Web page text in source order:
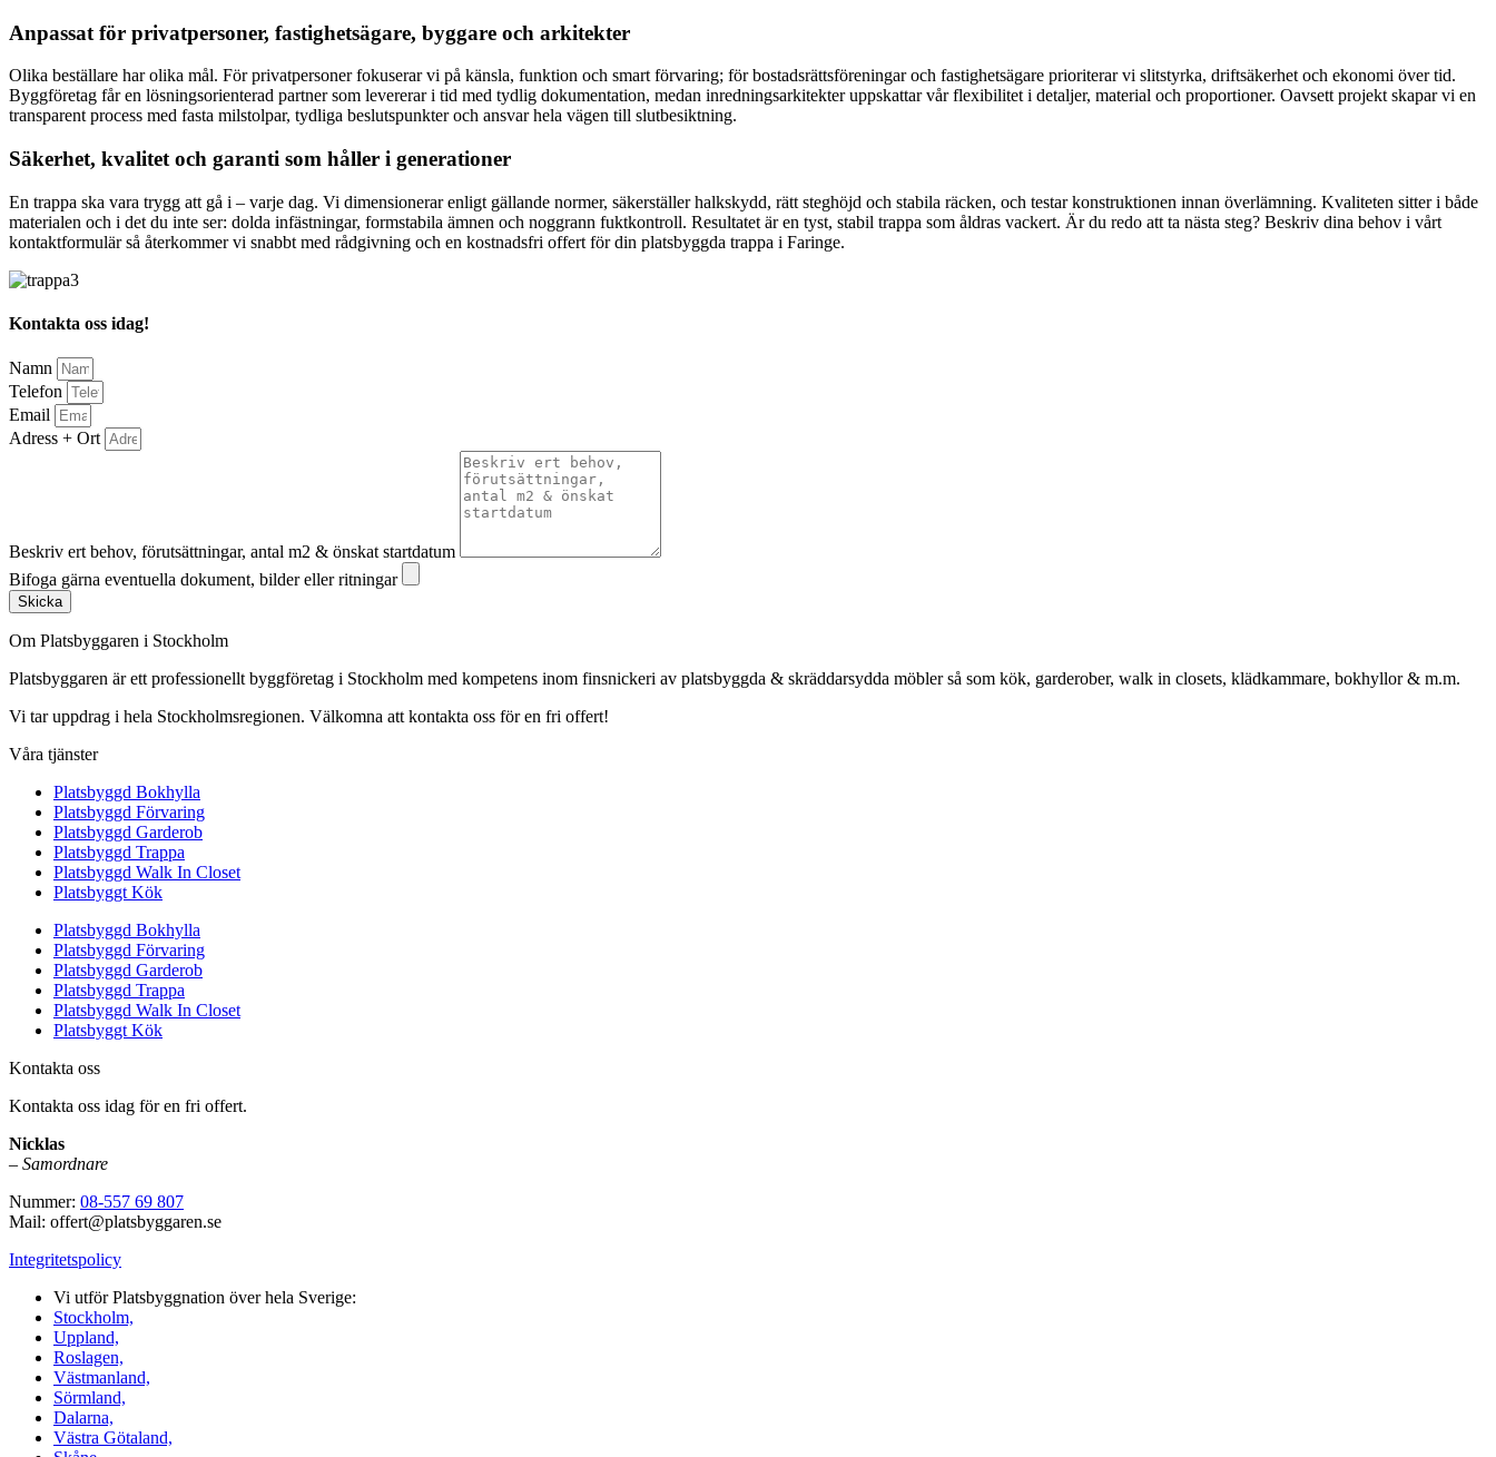
Anpassat för privatpersoner, fastighetsägare, byggare och arkitekter
Olika beställare har olika mål. För privatpersoner fokuserar vi på känsla, funktion och smart förvaring; för bostadsrättsföreningar och fastighetsägare prioriterar vi slitstyrka, driftsäkerhet och ekonomi över tid.
Byggföretag får en lösningsorienterad partner som levererar i tid med tydlig dokumentation, medan inredningsarkitekter uppskattar vår flexibilitet i detaljer, material och proportioner. Oavsett projekt skapar vi en
transparent process med fasta milstolpar, tydliga beslutspunkter och ansvar hela vägen till slutbesiktning.
Säkerhet, kvalitet och garanti som håller i generationer
En trappa ska vara trygg att gå i – varje dag. Vi dimensionerar enligt gällande normer, säkerställer halkskydd, rätt steghöjd och stabila räcken, och testar konstruktionen innan överlämning. Kvaliteten sitter i både
materialen och i det du inte ser: dolda infästningar, formstabila ämnen och noggrann fuktkontroll. Resultatet är en tyst, stabil trappa som åldras vackert. Är du redo att ta nästa steg? Beskriv dina behov i vårt
kontaktformulär så återkommer vi snabbt med rådgivning och en kostnadsfri offert för din platsbyggda trappa i Faringe.
Kontakta oss idag!
Namn
Telefon
Email
Adress + Ort
Beskriv ert behov, förutsättningar, antal m2 & önskat startdatum
Bifoga gärna eventuella dokument, bilder eller ritningar
Skicka
Om Platsbyggaren i Stockholm
Platsbyggaren är ett professionellt byggföretag i Stockholm med kompetens inom finsnickeri av platsbyggda & skräddarsydda möbler så som kök, garderober, walk in closets, klädkammare, bokhyllor & m.m.
Vi tar uppdrag i hela Stockholmsregionen. Välkomna att kontakta oss för en fri offert!
Våra tjänster
Platsbyggd Bokhylla
Platsbyggd Förvaring
Platsbyggd Garderob
Platsbyggd Trappa
Platsbyggd Walk In Closet
Platsbyggt Kök
Platsbyggd Bokhylla
Platsbyggd Förvaring
Platsbyggd Garderob
Platsbyggd Trappa
Platsbyggd Walk In Closet
Platsbyggt Kök
Kontakta oss
Kontakta oss idag för en fri offert.
Nicklas
– Samordnare
Nummer: 08-557 69 807
Mail: offert@platsbyggaren.se
Integritetspolicy
Vi utför Platsbyggnation över hela Sverige:
Stockholm,
Uppland,
Roslagen,
Västmanland,
Sörmland,
Dalarna,
Västra Götaland,